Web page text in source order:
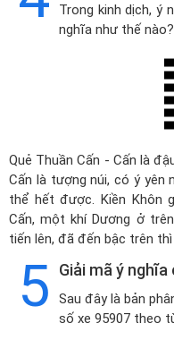
Trong kinh dịch, ý
nghĩa như thế
Quẻ Thuần Cấn - Cấn là
Cấn là tượng núi, có ý yên
thể hết được. Kiền Khôn
Cấn, một khí Dương ở
tiến lên, đã đến bậc trên thì
5 Giải mã ý
Sau đây là bản
số xe 95907 theo